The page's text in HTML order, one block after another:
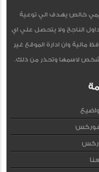
خالص يهدف الي توعية
الناجح ولا يتحصل علي اي
مالية وان ادارة الموقع غير
لاسمها وتحذر من ذلك.
فوركس